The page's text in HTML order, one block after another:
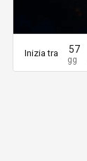
Inizia tra 57